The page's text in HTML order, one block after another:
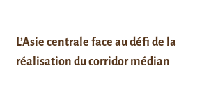
L’Asie centrale face au défi de la
réalisation du corridor médian